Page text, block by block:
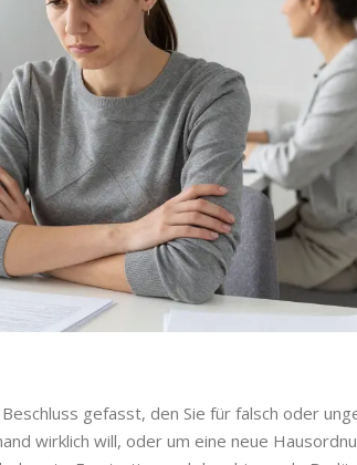
gefasst, den Sie für falsch oder
wirklich will, oder um eine neue